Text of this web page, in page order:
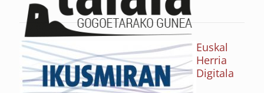
Euskal
Herria
Digitala